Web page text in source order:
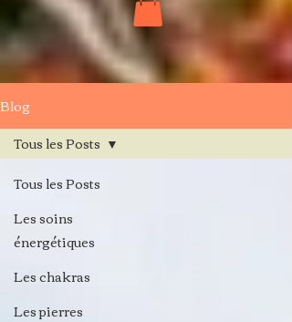
Blog
Tous les Posts
Les soins
énergétiques
Les chakras
Les pierres
Tous les Posts